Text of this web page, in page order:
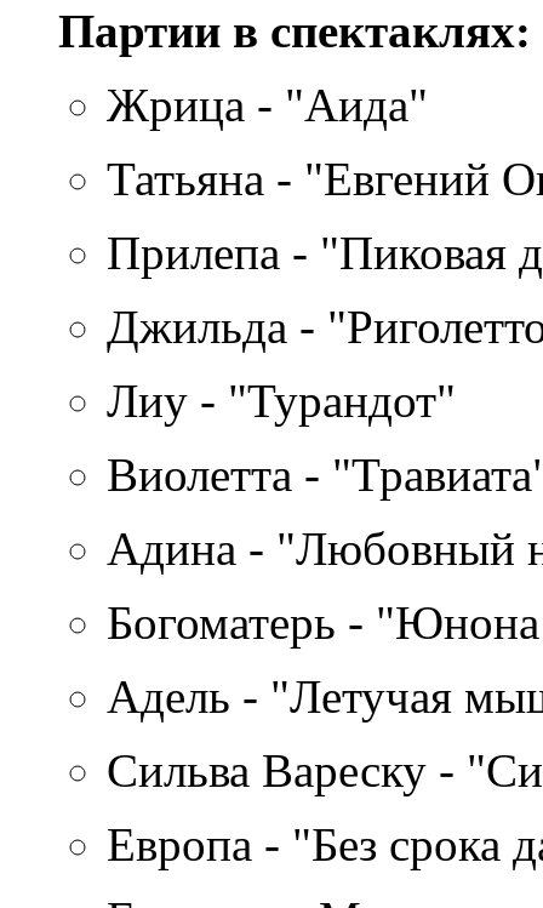
Партии в спектаклях:
Жрица - "Аида"
Татьяна - "Евгений
Прилепа - "Пиковая
Джильда -
Лиу - "Турандот"
Виолетта -
Адина - "Любовный
Богоматерь -
Адель - "Летучая
Сильва Вареску -
Европа - "Без срока